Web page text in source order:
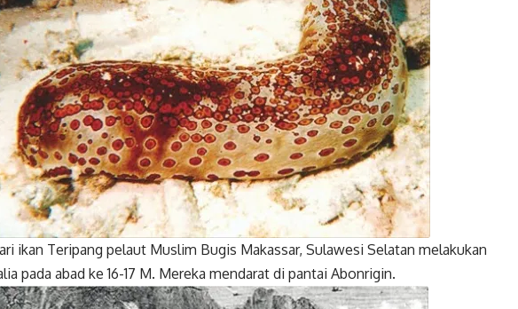
ikan Teripang pelaut Muslim Bugis Makassar, Sulawesi Selatan melakukan
pada abad ke 16-17 M. Mereka mendarat di pantai Abonrigin.